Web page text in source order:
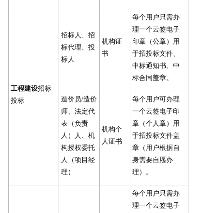
工程建设招标
投标
招标人、招
标代理、投
标人
机构证
书
每个用户只需办
理一个云签电子
印章（公章）用
于招投标文件、
中标通知书、中
标合同盖章。
造价员/造价
师、法定代
表（负责
人）人、机
构授权委托
人（项目经
理）
机构个
人证书
每个用户可办理
一个云签电子印
章（个人章）用
于招投标文件盖
章（用户根据自
身需要自愿办
理）。
每个用户只需办
理一个云签电子